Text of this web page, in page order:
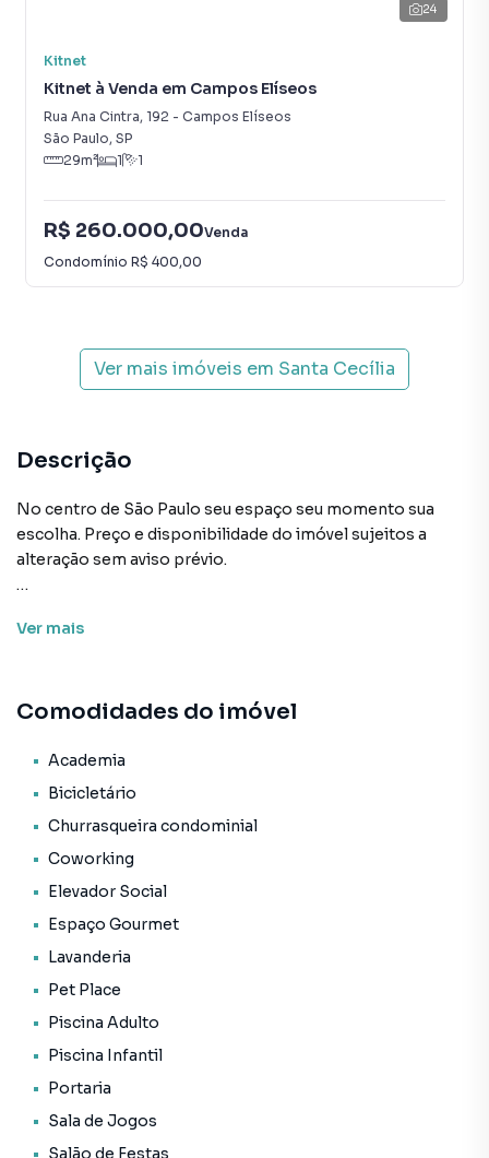
24
Kitnet
Kitnet à Venda em Campos Elíseos
Rua Ana Cintra, 192 - Campos Elíseos
São Paulo, SP
29m² 1 1
R$ 260.000,00Venda
Condomínio R$ 400,00
Ver mais imóveis em Santa Cecília
Descrição
No centro de São Paulo seu espaço seu momento sua
escolha. Preço e disponibilidade do imóvel sujeitos a
alteração sem aviso prévio.
• Academia
• Coworking
• Espaço gourmet
• Lavanderia
• Piscina adulto
• Piscina infantil
• Portaria
• Salão de festas
• Segurança
• Terraço
• Status: Em construção
Ver mais
Comodidades do imóvel
Academia
Bicicletário
Churrasqueira condominial
Coworking
Elevador Social
Espaço Gourmet
Lavanderia
Pet Place
Piscina Adulto
Piscina Infantil
Portaria
Sala de Jogos
Salão de Festas